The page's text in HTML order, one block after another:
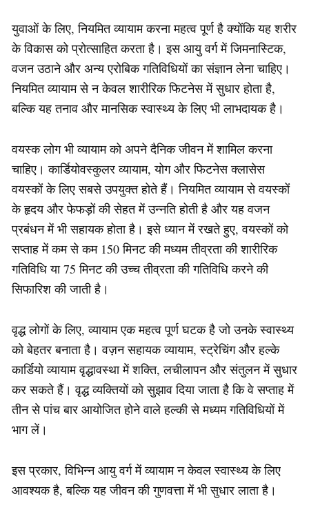
युवाओं के लिए, नियमित व्यायाम करना महत्व पूर्ण है क्योंकि यह शरीर
के विकास को प्रोत्साहित करता है। इस आयु वर्ग में जिमनास्टिक,
वजन उठाने और अन्य एरोबिक गतिविधियों का संज्ञान लेना चाहिए।
नियमित व्यायाम से न केवल शारीरिक फिटनेस में सुधार होता है,
बल्कि यह तनाव और मानसिक स्वास्थ्य के लिए भी लाभदायक है।
वयस्क लोग भी व्यायाम को अपने दैनिक जीवन में शामिल करना
चाहिए। कार्डियोवस्कुलर व्यायाम, योग और फिटनेस क्लासेस
वयस्कों के लिए सबसे उपयुक्त होते हैं। नियमित व्यायाम से वयस्कों
के हृदय और फेफड़ों की सेहत में उन्नति होती है और यह वजन
प्रबंधन में भी सहायक होता है। इसे ध्यान में रखते हुए, वयस्कों को
सप्ताह में कम से कम 150 मिनट की मध्यम तीव्रता की शारीरिक
गतिविधि या 75 मिनट की उच्च तीव्रता की गतिविधि करने की
सिफारिश की जाती है।
वृद्ध लोगों के लिए, व्यायाम एक महत्व पूर्ण घटक है जो उनके स्वास्थ्य
को बेहतर बनाता है। वज़न सहायक व्यायाम, स्ट्रेचिंग और हल्के
कार्डियो व्यायाम वृद्धावस्था में शक्ति, लचीलापन और संतुलन में सुधार
कर सकते हैं। वृद्ध व्यक्तियों को सुझाव दिया जाता है कि वे सप्ताह में
तीन से पांच बार आयोजित होने वाले हल्की से मध्यम गतिविधियों में
भाग लें।
इस प्रकार, विभिन्न आयु वर्ग में व्यायाम न केवल स्वास्थ्य के लिए
आवश्यक है, बल्कि यह जीवन की गुणवत्ता में भी सुधार लाता है।